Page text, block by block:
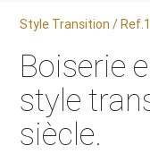
Style Transition /
Boiserie
style
siècle.